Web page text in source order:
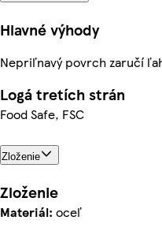
Hlavné výhody
Nepriľnavý povrch zaručí
Logá tretích strán
Food Safe, FSC
Zloženie
Zloženie
Materiál: oceľ